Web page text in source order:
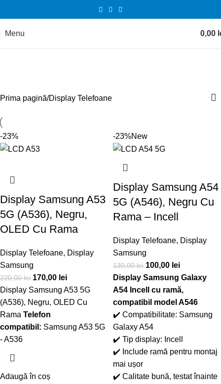
Menu 0,00
Prima pagină Display Telefoane
-23%
Display Samsung A53
5G (A536), Negru,
OLED Cu Rama
Display Telefoane, Display
Samsung
220,00lei 170,00 lei
Display Samsung A53 5G
(A536), Negru, OLED Cu
Rama Telefon
compatibil: Samsung A53 5G
- A536
Adaugă în coș
-23%New
Display Samsung A54
5G (A546), Negru Cu
Rama – Incell
Display Telefoane, Display
Samsung
130,00lei 100,00 lei
Display Samsung Galaxy
A54 Incell cu ramă,
compatibil model A546
✔️ Compatibilitate: Samsung
Galaxy A54
✔️ Tip display: Incell
✔️ Include ramă pentru montaj
mai ușor
✔️ Calitate bună, testat înainte